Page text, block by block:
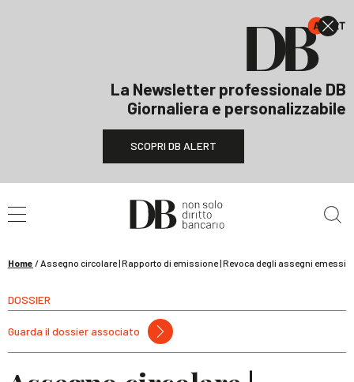
La Newsletter professionale DB
Giornaliera e personalizzabile
SCOPRI DB ALERT
Home /Assegno circolare | Rapporto di emissione | Revoca degli assegni emessi
DOSSIER
Guarda il dossier associato